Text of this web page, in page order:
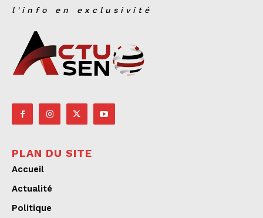
l'info en exclusivité
PLAN DU SITE
Accueil
Actualité
Politique